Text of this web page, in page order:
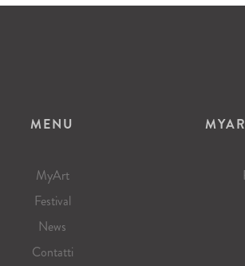
MENU
MyArt
Festival
News
Contatti